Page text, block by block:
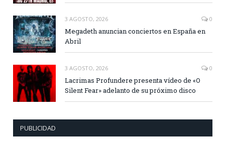
3 AGOSTO, 2026 0
Megadeth anuncian conciertos en España en
Abril
3 AGOSTO, 2026 0
Lacrimas Profundere presenta vídeo de «O
Silent Fear» adelanto de su próximo disco
PUBLICIDAD